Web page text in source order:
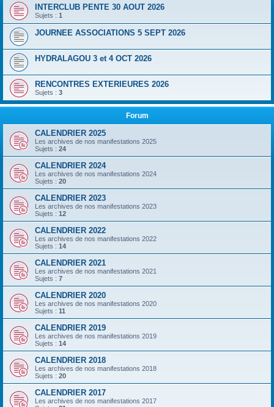
INTERCLUB PENTE 30 AOUT 2026
Sujets : 1
JOURNEE ASSOCIATIONS 5 SEPT 2026
HYDRALAGOU 3 et 4 OCT 2026
RENCONTRES EXTERIEURES 2026
Sujets : 3
Forum
CALENDRIER 2025
Les archives de nos manifestations 2025
Sujets : 24
CALENDRIER 2024
Les archives de nos manifestations 2024
Sujets : 20
CALENDRIER 2023
Les archives de nos manifestations 2023
Sujets : 12
CALENDRIER 2022
Les archives de nos manifestations 2022
Sujets : 14
CALENDRIER 2021
Les archives de nos manifestations 2021
Sujets : 7
CALENDRIER 2020
Les archives de nos manifestations 2020
Sujets : 11
CALENDRIER 2019
Les archives de nos manifestations 2019
Sujets : 14
CALENDRIER 2018
Les archives de nos manifestations 2018
Sujets : 20
CALENDRIER 2017
Les archives de nos manifestations 2017